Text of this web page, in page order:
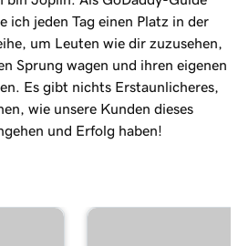
ich jeden Tag einen Platz in der
um Leuten wie dir zuzusehen,
Sprung wagen und ihren eigenen
Es gibt nichts Erstaunlicheres,
wie unsere Kunden dieses
und Erfolg haben!